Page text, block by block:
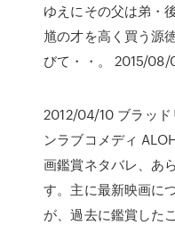
ゆえにその父は弟・
馗の才を高く買う源
びて・・。 2015/
2012/04/10 ブラッ
ンラブコメディ
画鑑賞ネタバレ、あ
す。主に最新映画に
が、過去に鑑賞した